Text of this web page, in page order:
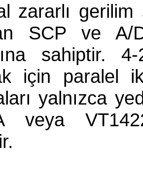
zararlı gerilim
SCP ve A/
sahiptir.
için paralel
yalnızca
veya